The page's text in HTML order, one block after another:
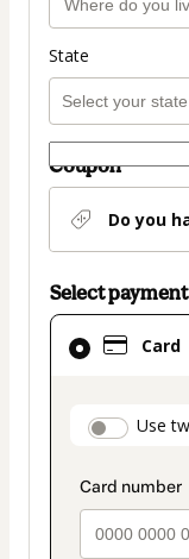
State
Coupon
Do you
Select
Card
Use
Card
selected
method